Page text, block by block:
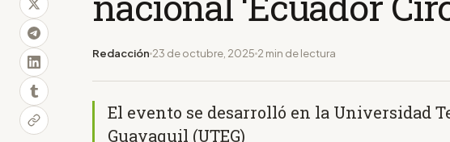
Redacción 23 de octubre, 2025 2 min de lectura
El evento se desarrolló en la Universidad
Guayaquil (UTEG)